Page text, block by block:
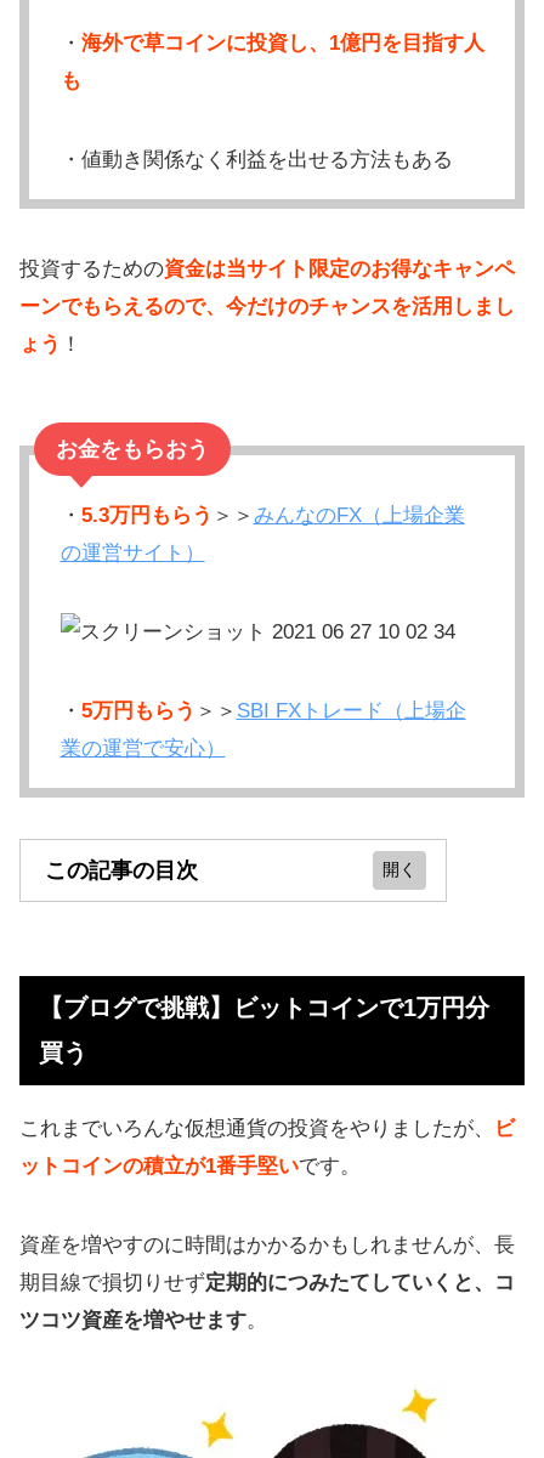
・ 海外で草コインに投資し、1億円を目指す人
も
・値動き関係なく利益を出せる方法もある
投資するための資金は当サイト限定のお得なキャンペ
ーンでもらえるので、今だけのチャンスを活用しまし
ょう ！
お金をもらおう
・ 5.3万円もらう ＞＞ みんなのFX（上場企業
の運営サイト）
・ 5万円もらう ＞＞ SBI FXトレード（上場企
業の運営で安心）
この記事の目次
円分買う
モナコインもおもしろいかもしれな
い
海外で草コインに投資し、1億円を目
1万円からレンディングやステーキン
グも
1万円からいろんな方法で増やせるサ
【まとめ】仮想通貨、草コインで1万
円から利益を
【ブログで挑戦】ビットコインで1万円分
買う
これまでいろんな仮想通貨の投資をやりましたが、
ビ
ットコインの積立が1番手堅いです。
資産を増やすのに時間はかかるかもしれませんが、長
期目線で損切りせず定期的につみたてしていくと、コ
ツコツ資産を増やせます。